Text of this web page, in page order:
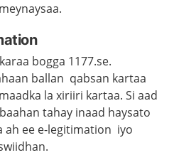
bogga 1177.se.
ballan qabsan kartaa
la xiriiri kartaa. Si aad
tahay inaad haysato
ah ee e-legitimation iyo